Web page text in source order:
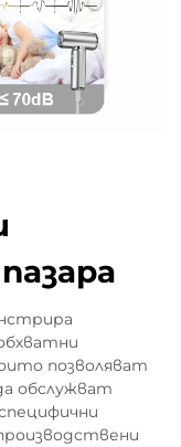
позволяват
обслужват